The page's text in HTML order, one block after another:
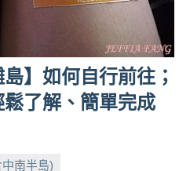
】如何自行前往；
了解、簡單完成
南半島)